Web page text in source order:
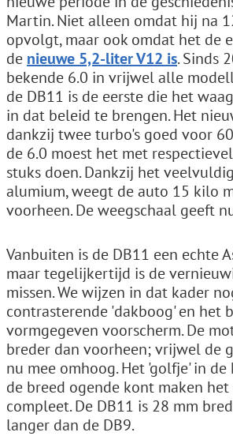
Martin. Niet alleen omdat hij na
opvolgt, maar ook omdat het de
de nieuwe 5,2-liter V12 is. Sinds
bekende 6.0 in vrijwel alle
de DB11 is de eerste die het
in dat beleid te brengen. Het
dankzij twee turbo's goed voor
de 6.0 moest het met
stuks doen. Dankzij het
alumium, weegt de auto 15 kilo
voorheen. De weegschaal geeft
Vanbuiten is de DB11 een echte
maar tegelijkertijd is de
missen. We wijzen in dat kader
contrasterende 'dakboog' en het
vormgegeven voorscherm. De
breder dan voorheen; vrijwel de
nu mee omhoog. Het 'golfje' in
de breed ogende kont maken
compleet. De DB11 is 28 mm
langer dan de DB9.